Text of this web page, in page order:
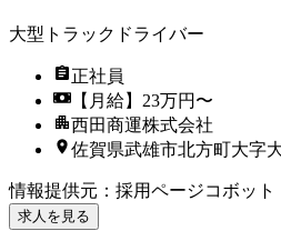
大型トラックドライバー
正社員
【月給】23万円〜
西田商運株式会社
佐賀県武雄市北方町大字
情報提供元 ： 採用ページコボット
求人を見る